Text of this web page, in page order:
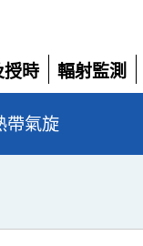
授時
輻射監測
展
開
帶氣旋